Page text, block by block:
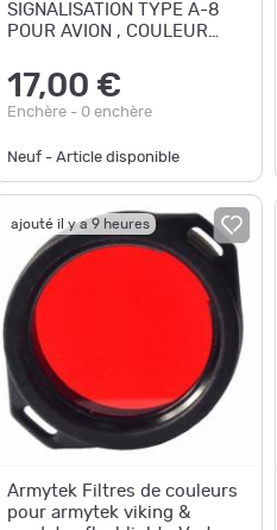
SIGNALISATION TYPE A-8
POUR AVION , COULEUR
D'ORIGINE , ET
17,00 €
Enchère - 0 enchère
Neuf - Article disponible
ajouté il y a 9 heures
Armytek Filtres de couleurs
pour armytek viking &